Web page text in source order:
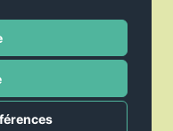
Politique de
confidentialité